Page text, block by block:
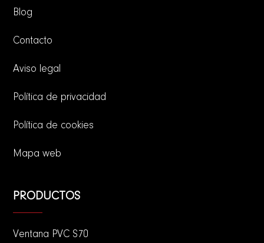
Blog
Contacto
Aviso legal
Política de privacidad
Política de cookies
Mapa web
PRODUCTOS
Ventana PVC S70